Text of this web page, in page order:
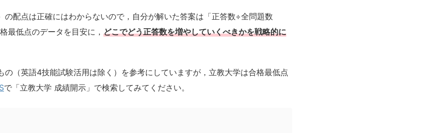
の配点は正確にはわからないので，自分が解いた答案は「正答数÷全問題数
最低点のデータを目安に， どこでどう正答数を増やしていくべきかを戦略的に
の（英語4技能試験活用は除く）を参考にしていますが，立教大学は合格最低点
で「立教大学 成績開示」で検索してみてください。